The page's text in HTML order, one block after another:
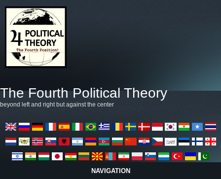
The Fourth Political Theory
beyond left and right but against the center
NAVIGATION